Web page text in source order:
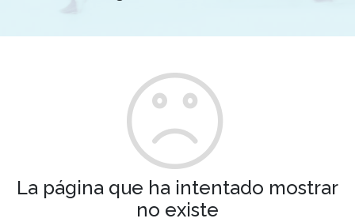
La página que ha intentado mostrar
no existe